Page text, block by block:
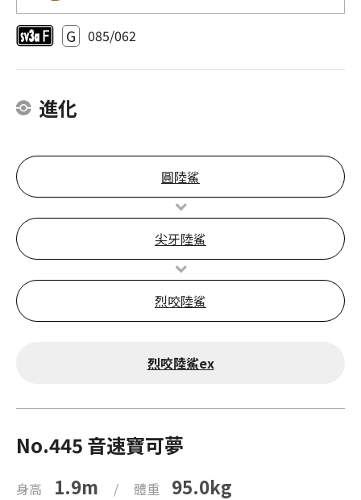
G 085/062
進化
圓陸鯊
尖牙陸鯊
烈咬陸鯊
烈咬陸鯊ex
No.445 音速寶可夢
身高 1.9m / 體重 95.0kg